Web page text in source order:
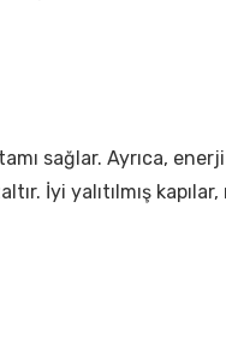
sağlar. Ayrıca,
İyi yalıtılmış kapılar,